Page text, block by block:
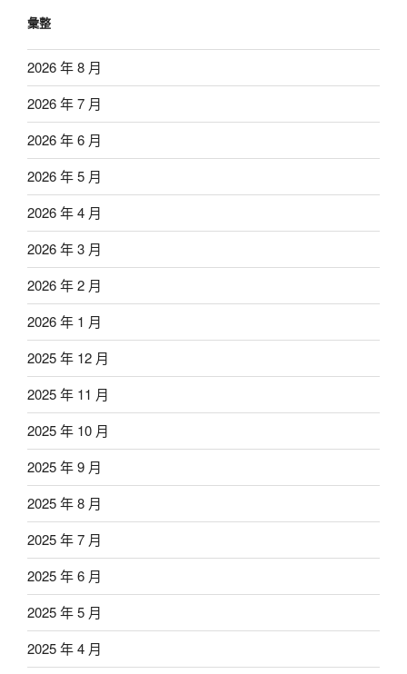
彙整
2026 年 8 月
2026 年 7 月
2026 年 6 月
2026 年 5 月
2026 年 4 月
2026 年 3 月
2026 年 2 月
2026 年 1 月
2025 年 12 月
2025 年 11 月
2025 年 10 月
2025 年 9 月
2025 年 8 月
2025 年 7 月
2025 年 6 月
2025 年 5 月
2025 年 4 月